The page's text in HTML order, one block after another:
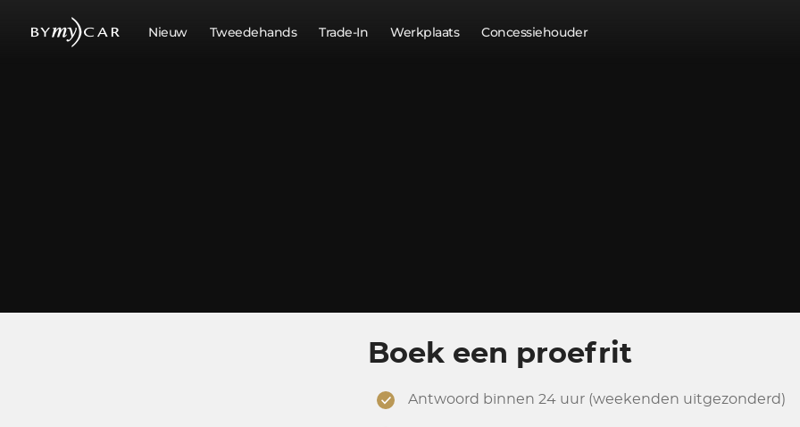
Nieuw Tweedehands Trade-In Werkplaats Concessiehouder
Boek een proefrit
Antwoord binnen 24 uur (weekenden uitgezonderd)